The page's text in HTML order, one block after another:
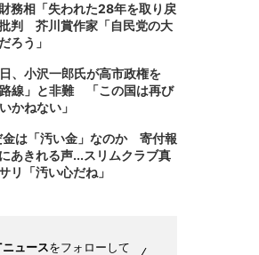
務相「失われた28年を取り戻
判 芥川賞作家「自民党の大
ろう」
、小沢一郎氏が高市政権を
路線」と非難 「この国は再び
かねない」
金は「汚い金」なのか 寄付報
あきれる声...スリムクラブ真
リ「汚い心だね」
ュースをフォローして